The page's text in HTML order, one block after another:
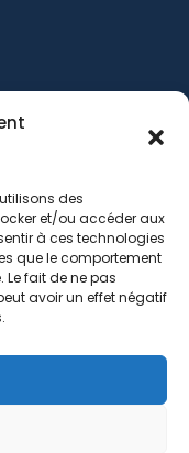
des
et/ou accéder aux
à ces technologies
que le comportement
Le fait de ne pas
avoir un effet négatif
you the most
your preferences
All”, you consent